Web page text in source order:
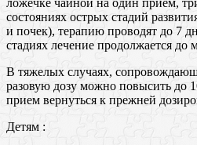
ложечке чайной на один прием,
состояниях острых стадий
и почек), терапию проводят до 7
стадиях лечение продолжается до
В тяжелых случаях,
разовую дозу можно повысить до
прием вернуться к прежней
Детям :